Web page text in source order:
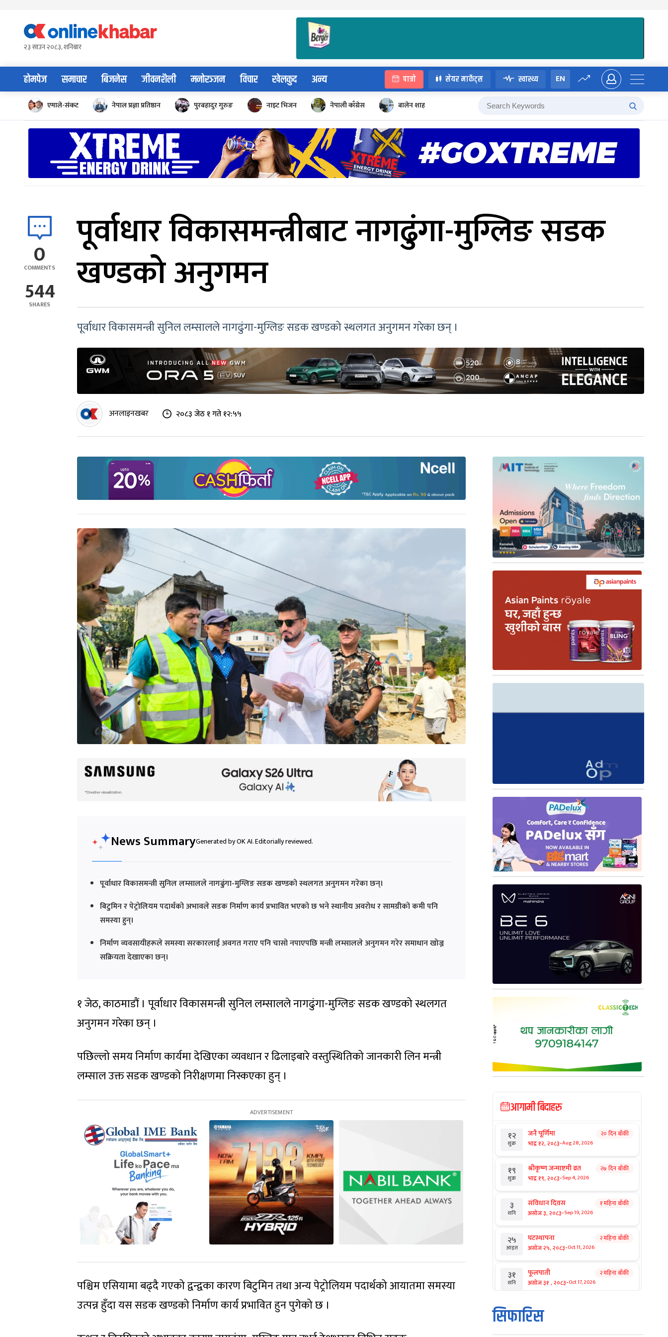
content२३ साउन २०८३, शनिबार
होमपेज समाचार बिजनेस जीवनशैली मनोरञ्जन विचार खेलकुद अन्य पात्रो सेयर मार्केट्स स्वास्थ्य EN
एमाले-संकट नेपाल प्रज्ञा प्रतिष्ठान पुरबहादुर गुरुङ नाइट भिजन नेपाली काँग्रेस बालेन शाह
0
COMMENTS
544
SHARES
पूर्वाधार विकासमन्त्रीबाट नागढुंगा-मुग्लिङ सडक
खण्डको अनुगमन
पूर्वाधार विकासमन्त्री सुनिल लम्सालले नागढुंगा-मुग्लिङ सडक खण्डको स्थलगत अनुगमन गरेका छन् ।
अनलाइनखबर २०८३ जेठ १ गते १२:५५
News SummaryGenerated by OK AI. Editorially reviewed.
पूर्वाधार विकासमन्त्री सुनिल लम्सालले नागढुंगा-मुग्लिङ सडक खण्डको स्थलगत अनुगमन गरेका छन्।
बिटुमिन र पेट्रोलियम पदार्थको अभावले सडक निर्माण कार्य प्रभावित भएको छ भने स्थानीय अवरोध र सामग्रीको कमी पनि
समस्या हुन्।
निर्माण व्यवसायीहरूले समस्या सरकारलाई अवगत गराए पनि चासो नपाएपछि मन्त्री लम्सालले अनुगमन गरेर समाधान खोज्न
सक्रियता देखाएका छन्।
१ जेठ, काठमाडौं । पूर्वाधार विकासमन्त्री सुनिल लम्सालले नागढुंगा-मुग्लिङ सडक खण्डको स्थलगत
अनुगमन गरेका छन् ।
पछिल्लो समय निर्माण कार्यमा देखिएका व्यवधान र ढिलाइबारे वस्तुस्थितिको जानकारी लिन मन्त्री
लम्साल उक्त सडक खण्डको निरीक्षणमा निस्कएका हुन् ।
पश्चिम एसियामा बढ्दै गएको द्वन्द्वका कारण बिटुमिन तथा अन्य पेट्रोलियम पदार्थको आयातमा समस्या
उत्पन्न हुँदा यस सडक खण्डको निर्माण कार्य प्रभावित हुन पुगेको छ ।
आगामी बिदाहरु
१२
शुक्र
जनै पूर्णिमा
भाद्र १२, २०८३-Aug 28, 2026
२० दिन बाँकी
१९
शुक्र
श्रीकृष्ण जन्माष्टमी व्रत
भाद्र १९, २०८३-Sep 4, 2026
२७ दिन बाँकी
३
शनि
संविधान दिवस
असोज ३, २०८३-Sep 19, 2026
१ महिना बाँकी
२५
आइत
घटस्थापना
असोज २५, २०८३-Oct 11, 2026
२ महिना बाँकी
३१
शनि
फूलपाती
असोज ३१ , २०८३-Oct 17, 2026
२ महिना बाँकी
१
आइत
कार्तिक सङ्क्रान्ति
कार्तिक १, २०८३
सिफारिस